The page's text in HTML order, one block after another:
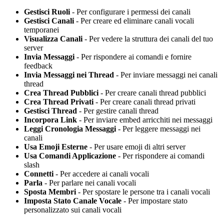
Gestisci Ruoli - Per configurare i permessi dei canali
Gestisci Canali - Per creare ed eliminare canali vocali
temporanei
Visualizza Canali - Per vedere la struttura dei canali del tuo
server
Invia Messaggi - Per rispondere ai comandi e fornire
feedback
Invia Messaggi nei Thread - Per inviare messaggi nei canali
thread
Crea Thread Pubblici - Per creare canali thread pubblici
Crea Thread Privati - Per creare canali thread privati
Gestisci Thread - Per gestire canali thread
Incorpora Link - Per inviare embed arricchiti nei messaggi
Leggi Cronologia Messaggi - Per leggere messaggi nei
canali
Usa Emoji Esterne - Per usare emoji di altri server
Usa Comandi Applicazione - Per rispondere ai comandi
slash
Connetti - Per accedere ai canali vocali
Parla - Per parlare nei canali vocali
Sposta Membri - Per spostare le persone tra i canali vocali
Imposta Stato Canale Vocale - Per impostare stato
personalizzato sui canali vocali